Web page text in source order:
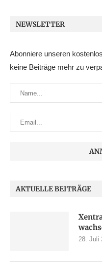
NEWSLETTER
Abonniere unseren
keine Beiträge mehr zu
AKTUELLE BEITRÄGE
28. Juli